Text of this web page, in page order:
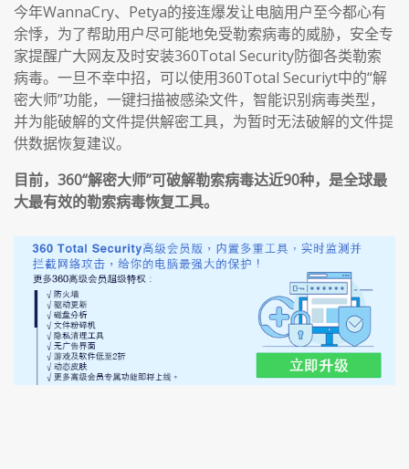
今年WannaCry、Petya的接连爆发让电脑用户至今都心有
余悸，为了帮助用户尽可能地免受勒索病毒的威胁，安全专
家提醒广大网友及时安装360Total Security防御各类勒索
病毒。一旦不幸中招，可以使用360Total Securiyt中的“解
密大师”功能，一键扫描被感染文件，智能识别病毒类型，
并为能破解的文件提供解密工具，为暂时无法破解的文件提
供数据恢复建议。
目前，360“解密大师”可破解勒索病毒达近90种，是全球最
大最有效的勒索病毒恢复工具。